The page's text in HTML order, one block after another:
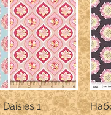
перегляд
1